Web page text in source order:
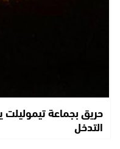
حريق بجماعة
التدخل